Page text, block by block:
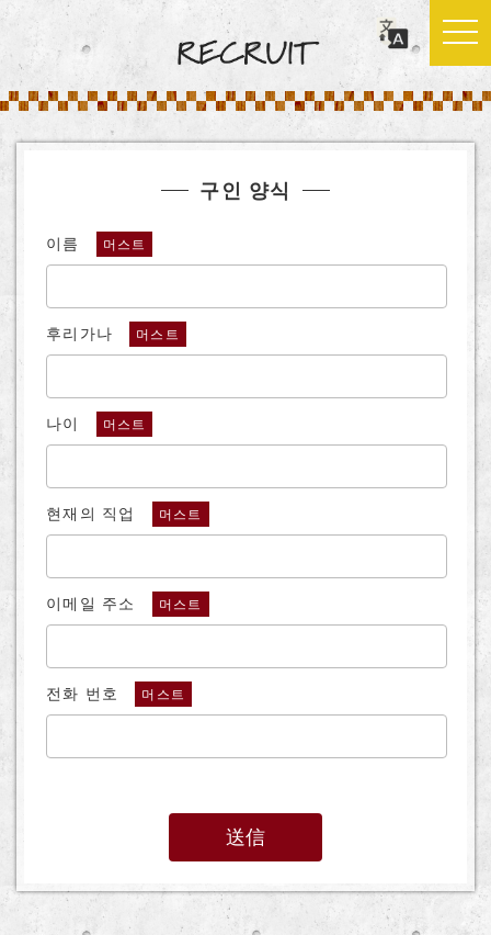
구인 양식
이름 머스트
후리가나 머스트
나이 머스트
현재의 직업 머스트
이메일 주소 머스트
전화 번호 머스트